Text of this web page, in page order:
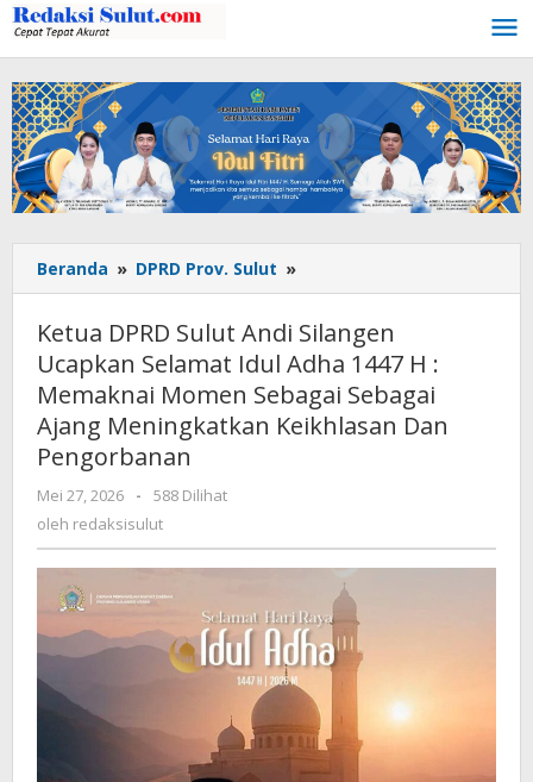
Lewati
ke
konten
Beranda » DPRD Prov. Sulut »
DPRD
Sulut
Andi
Silangen
Ucapkan
Selamat
:
Memaknai
Momen
Sebagai
Sebagai
Ajang
Meningkatkan
Keikhlasan
Dan
Pengorbanan
Ketua DPRD Sulut Andi Silangen
Ucapkan Selamat Idul Adha 1447 H :
Memaknai Momen Sebagai Sebagai
Ajang Meningkatkan Keikhlasan Dan
Pengorbanan
Mei 27, 2026
oleh
redaksisulut
-
588 Dilihat
oleh redaksisulut